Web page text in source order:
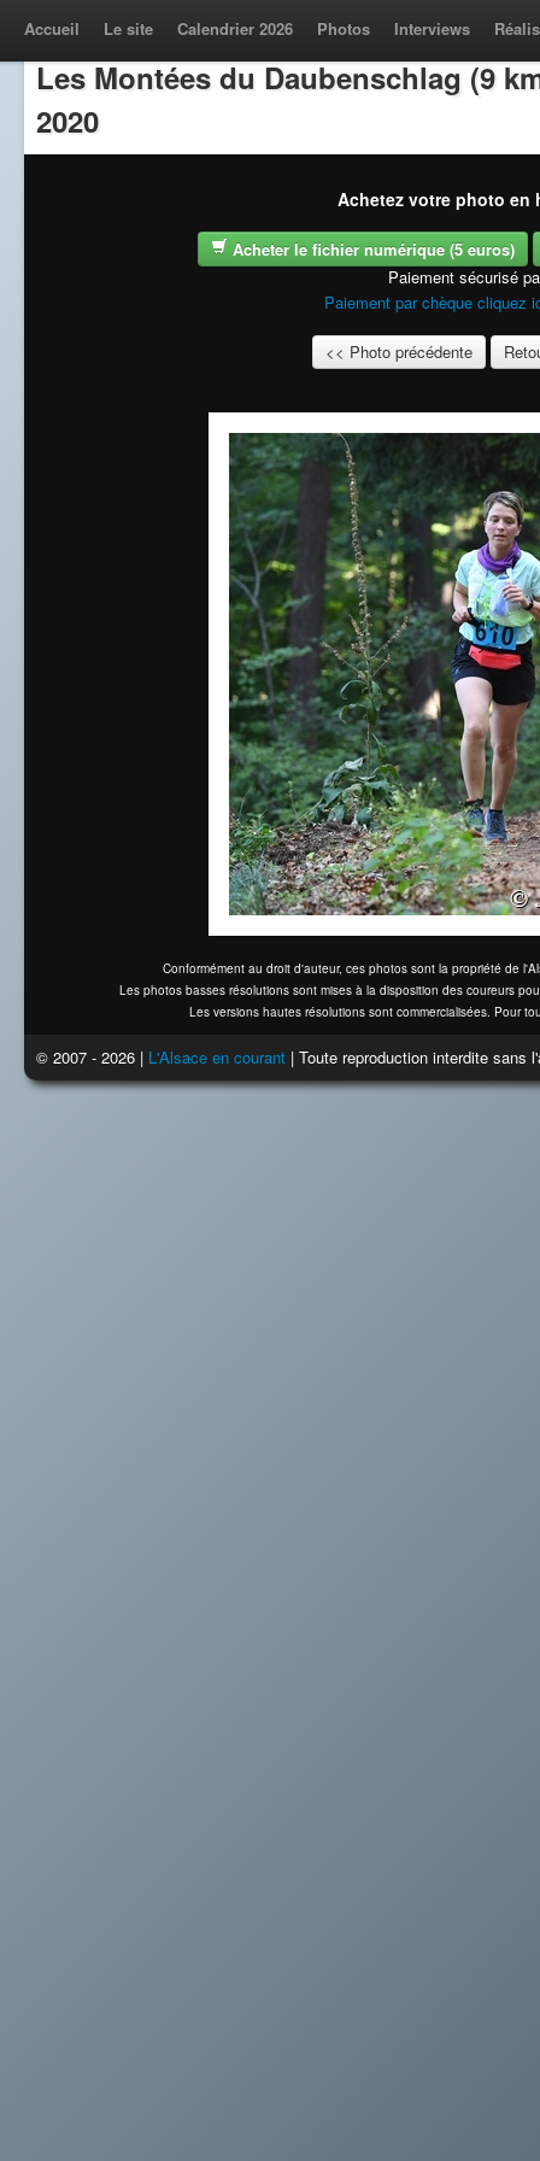
Accueil Le site Calendrier 2026 Photos Interviews
Les Montées du Daubenschlag (9
2020
Achetez votre photo en
Acheter le fichier numérique (5 euros)
Paiement sécurisé
Paiement par chèque cliquez
<< Photo précédente
Conformément au droit d'auteur, ces photos sont la propriété de
Les photos basses résolutions sont mises à la disposition des coureurs
Les versions hautes résolutions sont commercialisées. Pour
© 2007 - 2026 | L'Alsace en courant | Toute reproduction interdite sans